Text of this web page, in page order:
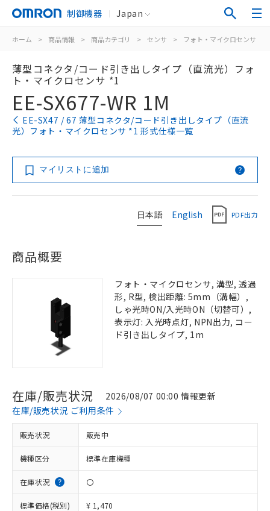
制御機器 Japan
ホーム > 商品情報 > 商品カテゴリ > センサ > フォト・マイクロセンサ
薄型コネクタ/コード引き出しタイプ（直流光）フォ
ト・マイクロセンサ *1
EE-SX677-WR 1M
EE-SX47 / 67 薄型コネクタ/コード引き出しタイプ（直流
光）フォト・マイクロセンサ *1 形式仕様一覧
マイリストに追加
日本語 English PDF出力
商品概要
フォト・マイクロセンサ, 溝型, 透過
形, R型, 検出距離: 5mm（溝幅）,
しゃ光時ON/入光時ON（切替可）,
表示灯: 入光時点灯, NPN出力, コー
ド引き出しタイプ, 1m
在庫/販売状況
2026/08/07 00:00 情報更新
在庫/販売状況 ご利用条件
販売状況 販売中
機種区分 標準在庫機種
在庫状況 〇
標準価格(税別) ¥ 1,470